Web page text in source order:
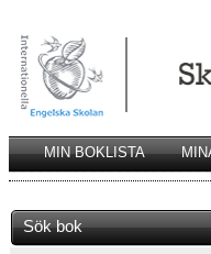
MIN BOKLISTA
Sök bok